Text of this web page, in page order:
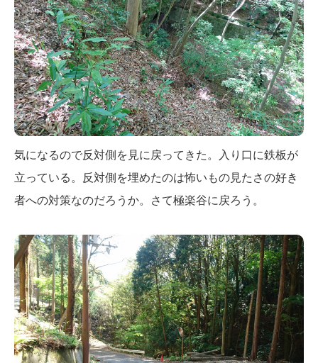
気になるので反対側を見に戻ってきた。入り口に鉄板が
立っている。反対側を埋めたのは怖いもの見たさの好き
者への対策なのだろうか。さて極楽谷に戻ろう。